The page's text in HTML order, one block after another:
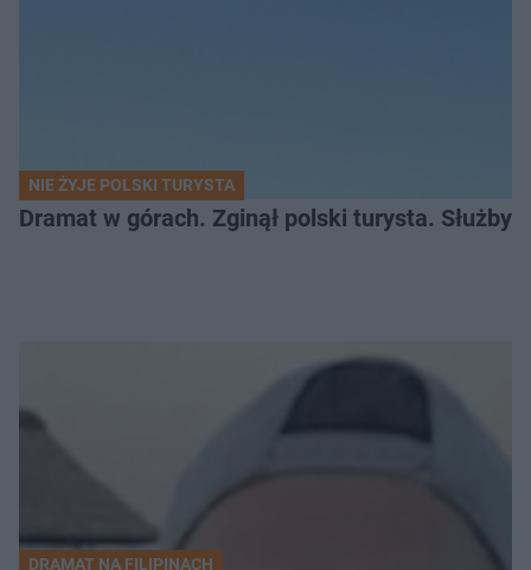
NIE ŻYJE POLSKI TURYSTA
Dramat w górach. Zginął polski turysta. Służby
DRAMAT NA FILIPINACH